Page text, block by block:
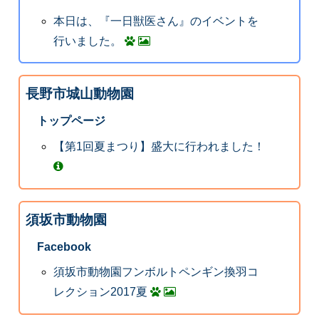
本日は、『一日獣医さん』のイベントを
行いました。
長野市城山動物園
トップページ
【第1回夏まつり】盛大に行われました！
須坂市動物園
Facebook
須坂市動物園フンボルトペンギン換羽コ
レクション2017夏